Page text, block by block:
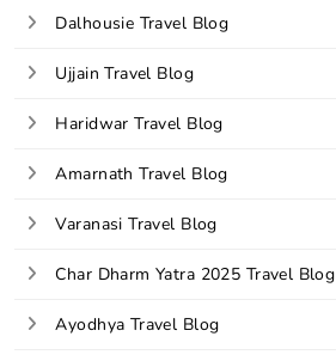
Dalhousie Travel Blog
Ujjain Travel Blog
Haridwar Travel Blog
Amarnath Travel Blog
Varanasi Travel Blog
Char Dharm Yatra 2025 Travel Blog
Ayodhya Travel Blog